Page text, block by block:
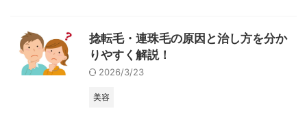
捻転毛・連珠毛の原因と治し方を分か
りやすく解説！
2026/3/23
美容